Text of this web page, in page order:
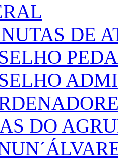
DE
DO